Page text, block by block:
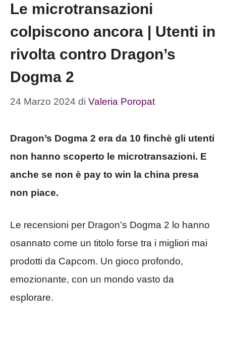
Le microtransazioni
colpiscono ancora | Utenti in
rivolta contro Dragon’s
Dogma 2
24 Marzo 2024 di Valeria Poropat
Dragon’s Dogma 2 era da 10 finchè gli utenti
non hanno scoperto le microtransazioni. E
anche se non è pay to win la china presa
non piace.
Le recensioni per Dragon’s Dogma 2 lo hanno
osannato come un titolo forse tra i migliori mai
prodotti da Capcom. Un gioco profondo,
emozionante, con un mondo vasto da
esplorare.